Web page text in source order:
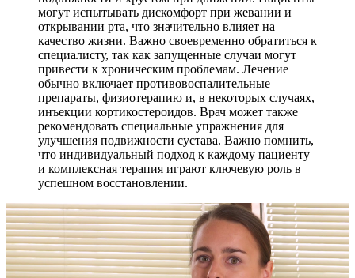
могут испытывать дискомфорт при жевании и
открывании рта, что значительно влияет на
качество жизни. Важно своевременно обратиться к
специалисту, так как запущенные случаи могут
привести к хроническим проблемам. Лечение
обычно включает противовоспалительные
препараты, физиотерапию и, в некоторых случаях,
инъекции кортикостероидов. Врач может также
рекомендовать специальные упражнения для
улучшения подвижности сустава. Важно помнить,
что индивидуальный подход к каждому пациенту
и комплексная терапия играют ключевую роль в
успешном восстановлении.